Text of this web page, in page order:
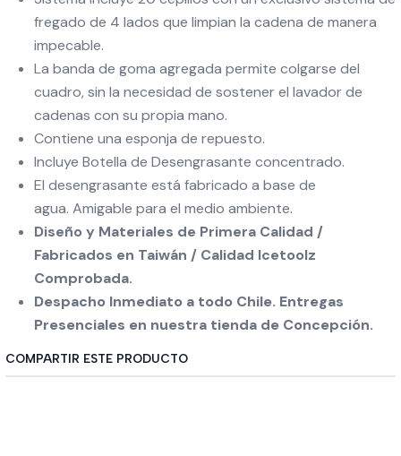
fregado de 4 lados que limpian la cadena de manera
impecable.
La banda de goma agregada permite colgarse del
cuadro, sin la necesidad de sostener el lavador de
cadenas con su propia mano.
Contiene una esponja de repuesto.
Incluye Botella de Desengrasante concentrado.
El desengrasante está fabricado a base de
agua. Amigable para el medio ambiente.
Diseño y Materiales de Primera Calidad /
Fabricados en Taiwán / Calidad Icetoolz
Comprobada.
Despacho Inmediato a todo Chile. Entregas
Presenciales en nuestra tienda de Concepción.
COMPARTIR ESTE PRODUCTO